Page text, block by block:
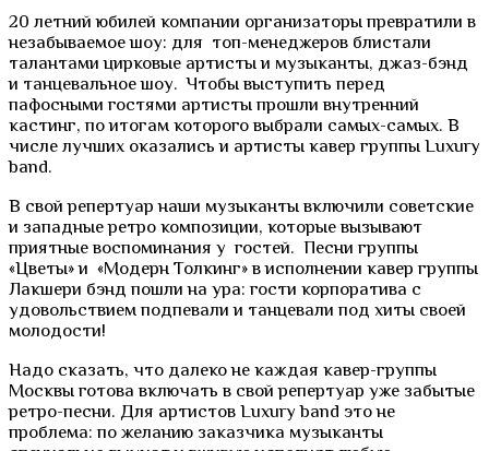
20 летний юбилей компании организаторы превратили в
незабываемое шоу: для топ-менеджеров блистали
талантами цирковые артисты и музыканты, джаз-бэнд
и танцевальное шоу. Чтобы выступить перед
пафосными гостями артисты прошли внутренний
кастинг, по итогам которого выбрали самых-самых. В
числе лучших оказались и артисты кавер группы Luxury
band.
В свой репертуар наши музыканты включили советские
и западные ретро композиции, которые вызывают
приятные воспоминания у гостей. Песни группы
«Цветы» и «Модерн Толкинг» в исполнении кавер группы
Лакшери бэнд пошли на ура: гости корпоратива с
удовольствием подпевали и танцевали под хиты своей
молодости!
Надо сказать, что далеко не каждая кавер-группы
Москвы готова включать в свой репертуар уже забытые
ретро-песни. Для артистов Luxury band это не
проблема: по желанию заказчика музыканты